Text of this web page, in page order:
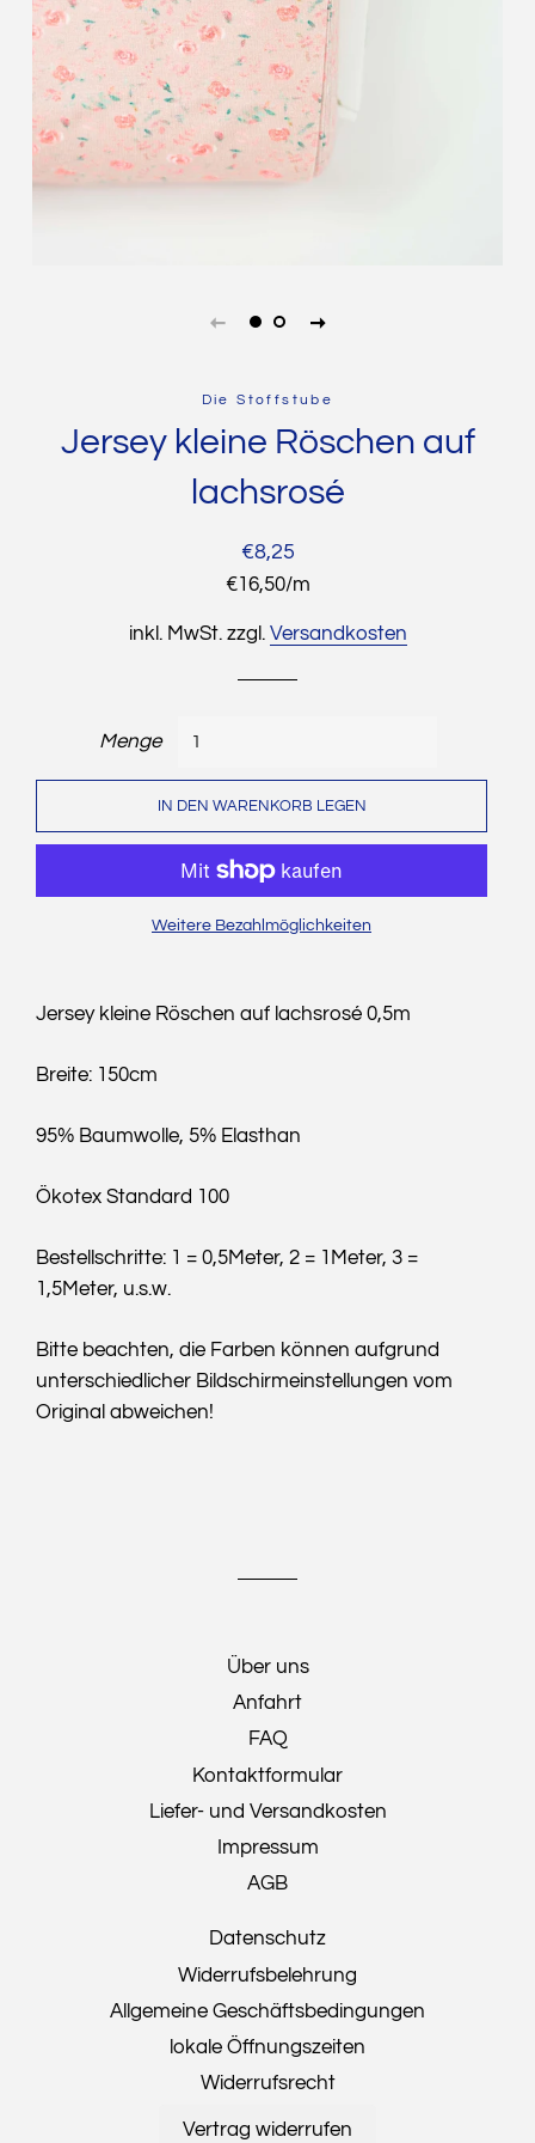
Die Stoffstube
Jersey kleine Röschen auf
lachsrosé
Normaler
Preis
Sonderpreis
€8,25
Stückpreis
€16,50/pro
m
inkl. MwSt. zzgl. Versandkosten
Menge
IN DEN WARENKORB LEGEN
Weitere Bezahlmöglichkeiten
Jersey kleine Röschen auf lachsrosé 0,5m
Breite: 150cm
95% Baumwolle, 5% Elasthan
Ökotex Standard 100
Bestellschritte: 1 = 0,5Meter, 2 = 1Meter, 3 =
1,5Meter, u.s.w.
Bitte beachten, die Farben können aufgrund
unterschiedlicher Bildschirmeinstellungen vom
Original abweichen!
Über uns
Anfahrt
FAQ
Kontaktformular
Liefer- und Versandkosten
Impressum
AGB
Datenschutz
Widerrufsbelehrung
Allgemeine Geschäftsbedingungen
lokale Öffnungszeiten
Widerrufsrecht
Vertrag widerrufen